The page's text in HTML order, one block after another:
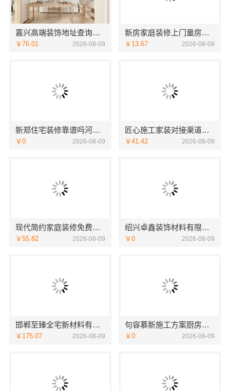
嘉兴高端装饰地址查询，嘉兴锦居装饰材料有限公司本地直营
￥76.01 2026-08-09
新房家庭装修上门量房整体落地，福建尚艺空间新材料科技有限公司
￥13.67 2026-08-09
新郑住宅装修靠谱吗河南璟臻环保建材有限公司标准化施工
￥0 2026-08-09
匠心施工家装对接渠道，宁波雅美和居建材科技质量保障
￥41.42 2026-08-09
现代简约家庭装修免费设计整体落地-福建尚艺空间新材料科技有限公司
￥55.82 2026-08-09
绍兴卓鑫装饰材料有限公司 上虞区精细化全包质量有保障
￥0 2026-08-09
邯郸至臻全宅新材料有限公司，复兴智慧改造专家
￥175.07 2026-08-09
句容慕新施工方案厨房施工流程-慕新不锈钢
￥0 2026-08-09